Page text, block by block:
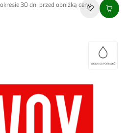
30 dni przed obniżką ceny